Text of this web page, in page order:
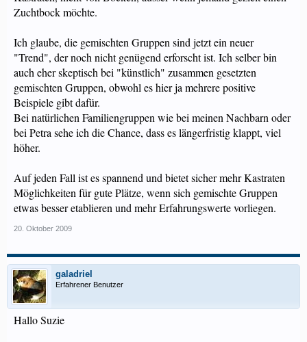
Zuchtbock möchte.
Ich glaube, die gemischten Gruppen sind jetzt ein neuer
"Trend", der noch nicht genügend erforscht ist. Ich selber bin
auch eher skeptisch bei "künstlich" zusammen gesetzten
gemischten Gruppen, obwohl es hier ja mehrere positive
Beispiele gibt dafür.
Bei natürlichen Familiengruppen wie bei meinen Nachbarn oder
bei Petra sehe ich die Chance, dass es längerfristig klappt, viel
höher.
Auf jeden Fall ist es spannend und bietet sicher mehr Kastraten
Möglichkeiten für gute Plätze, wenn sich gemischte Gruppen
etwas besser etablieren und mehr Erfahrungswerte vorliegen.
20. Oktober 2009
galadriel
Erfahrener Benutzer
Hallo Suzie